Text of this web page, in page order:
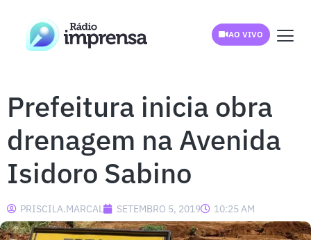
AO VIVO
Prefeitura inicia obra
drenagem na Avenida
Isidoro Sabino
PRISCILA.MARCAL SETEMBRO 5, 2019 10:25 AM